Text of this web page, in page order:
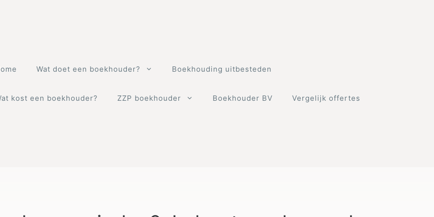
Wat doet een boekhouder? Boekhouding uitbesteden
kost een boekhouder? ZZP boekhouder Boekhouder BV Vergelijk offertes